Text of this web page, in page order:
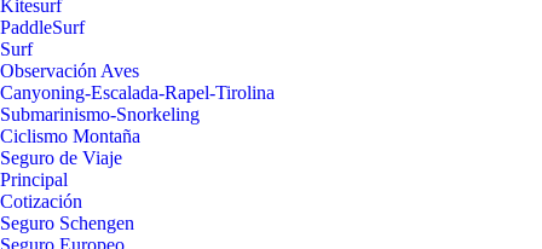
Kitesurf
PaddleSurf
Surf
Observación Aves
Canyoning-Escalada-Rapel-Tirolina
Submarinismo-Snorkeling
Ciclismo Montaña
Seguro de Viaje
Principal
Cotización
Seguro Schengen
Seguro Europeo